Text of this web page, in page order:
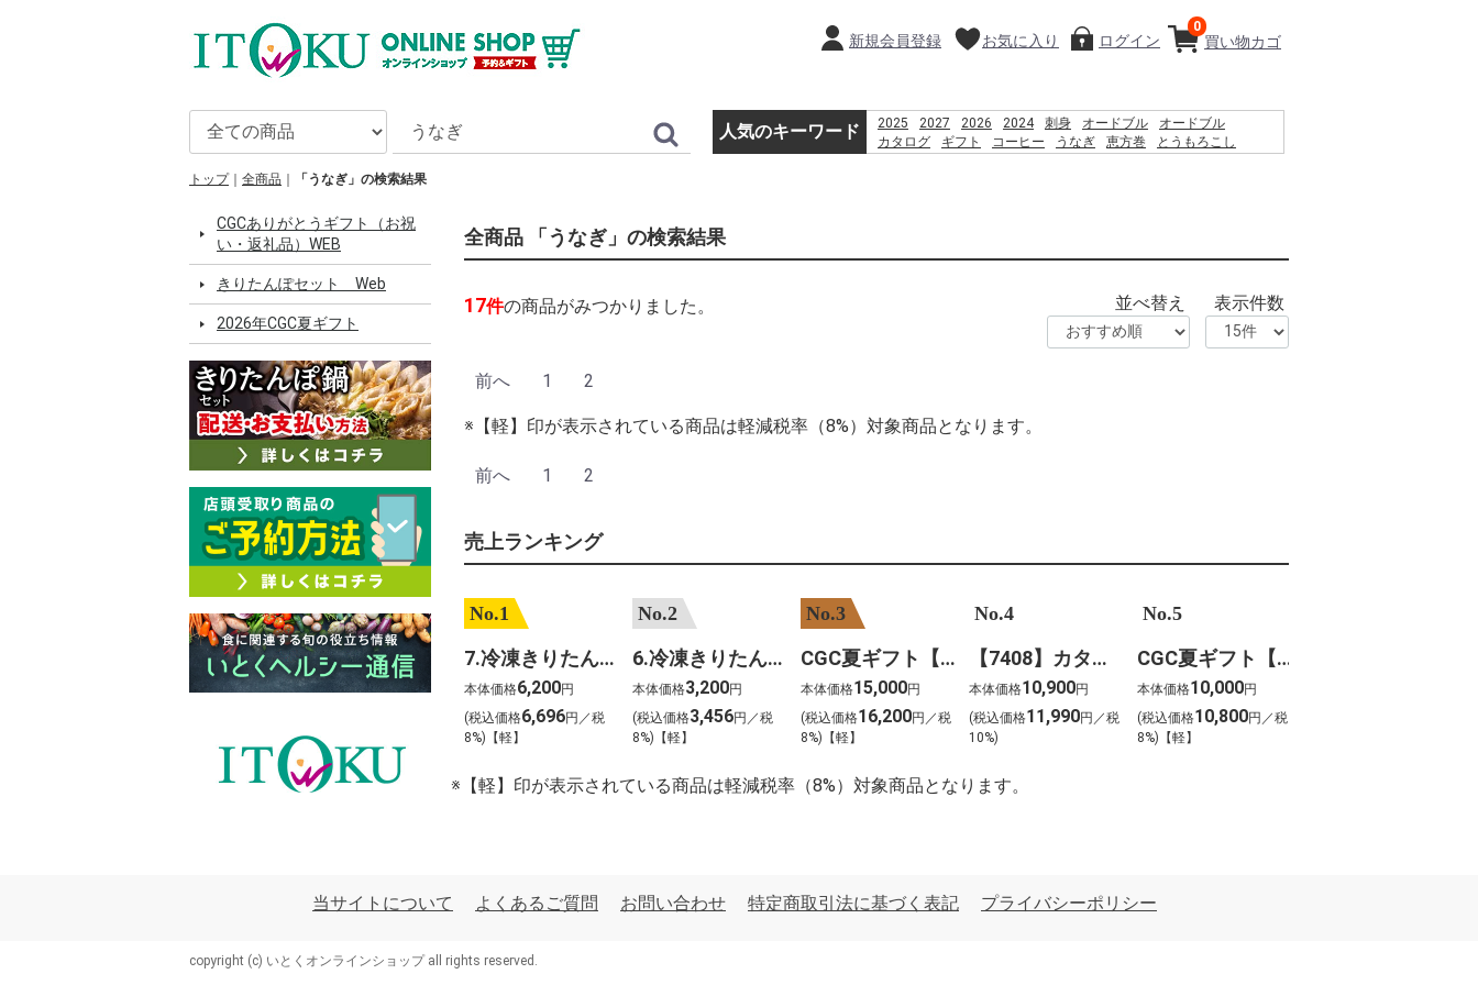
買い物カゴ
0
新規会員登録 お気に入り ログイン
人気のキーワード 2025 2027 2026 2024 刺身 オードブル
オードブル
カタログ
ギフト コーヒー うなぎ 恵方巻
とうもろこし
%E3%83%8E%E3%83%BC%E3%83%88pc
トップ 全商品 「うなぎ」の検索結果
CGCありがとうギフト（お祝
い・返礼品）WEB
きりたんぽセット Web
2026年CGC夏ギフト
全商品 「うなぎ」の検索結果
17件の商品がみつかりました。 並べ替え 表示件数
前へ 1 2
※【軽】印が表示されている商品は軽減税率（8%）対象商品となります。
前へ 1 2
売上ランキング
No.1
7.冷凍きりたんぽセットM 野菜なし 4人前
本体価格6,200円
(税込価格6,696円／税
8%)【軽】
No.2
6.冷凍きりたんぽセットＳ 野菜なし 2人前
本体価格3,200円
(税込価格3,456円／税
8%)【軽】
No.3
CGC夏ギフト【1101】和牛苑 神戸牛・三田和牛食べ比べ(680g)
本体価格15,000円
(税込価格16,200円／税
8%)【軽】
No.4
【7408】カタログギフト ボーベル・クレソン
本体価格10,900円
(税込価格11,990円／税
10%)
No.5
CGC夏ギフト【1202】スギモト 松阪牛焼肉用(420g)
本体価格10,000円
(税込価格10,800円／税
8%)【軽】
※【軽】印が表示されている商品は軽減税率（8%）対象商品となります。
当サイトについて よくあるご質問 お問い合わせ 特定商取引法に基づく表記 プライバシーポリシー
copyright (c) いとくオンラインショップ all rights reserved.